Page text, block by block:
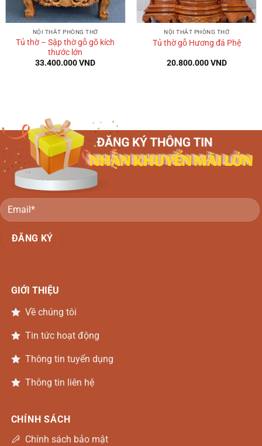
NỘI THẤT PHÒNG THỜ
Tủ thờ – Sập thờ gỗ gõ kích
thước lớn
33.400.000VND
NỘI THẤT PHÒNG THỜ
Tủ thờ gỗ Hương đá Phệ
20.800.000VND
GIỚI THIỆU
Về chúng tôi
Tin tức hoạt động
Thông tin tuyển dụng
Thông tin liên hệ
CHÍNH SÁCH
Chính sách bảo mật